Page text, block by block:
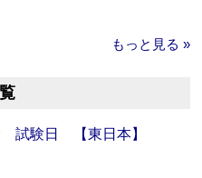
もっと見る »
試験日 【東日本】